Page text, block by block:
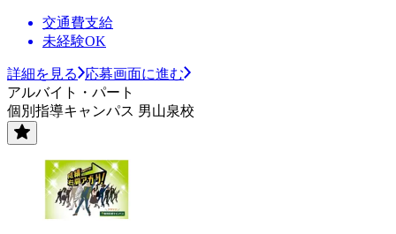
交通費支給
未経験OK
詳細を見る
応募画面に進む
アルバイト・パート
個別指導キャンパス 男山泉校